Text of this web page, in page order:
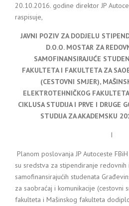
20.10.2016. godine direktor JP
raspisuje,
JAVNI POZIV ZA DODJELU
D.O.O. MOSTAR ZA
SAMOFINANSIRAJUĆE
FAKULTETA I FAKULTETA ZA
(CESTOVNI SMJER),
ELEKTROTEHNIČKOG
CIKLUSA STUDIJA I PRVE I DRUGE
STUDIJA ZA AKADEMSKU
I
Planom poslovanja JP Autoceste
su sredstva za stipendiranje redovnih
samofinansirajućih studenata
za saobraćaj i komunikacije (cestovni
fakulteta i Mašinskog fakulteta